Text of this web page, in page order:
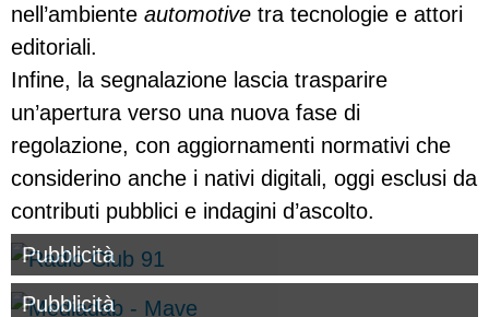
nell’ambiente automotive tra tecnologie e attori
editoriali.
Infine, la segnalazione lascia trasparire
un’apertura verso una nuova fase di
regolazione, con aggiornamenti normativi che
considerino anche i nativi digitali, oggi esclusi da
contributi pubblici e indagini d’ascolto.
Pubblicità
Pubblicità